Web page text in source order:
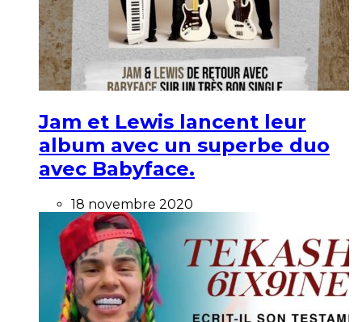
Jam et Lewis lancent leur
album avec un superbe duo
avec Babyface.
18 novembre 2020